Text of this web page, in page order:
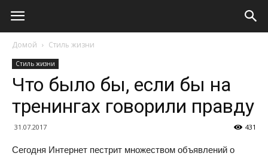
Домой Стиль жизни
Стиль жизни
Что было бы, если бы на
тренингах говорили правду
31.07.2017 431
Сегодня Интернет пестрит множеством объявлений о